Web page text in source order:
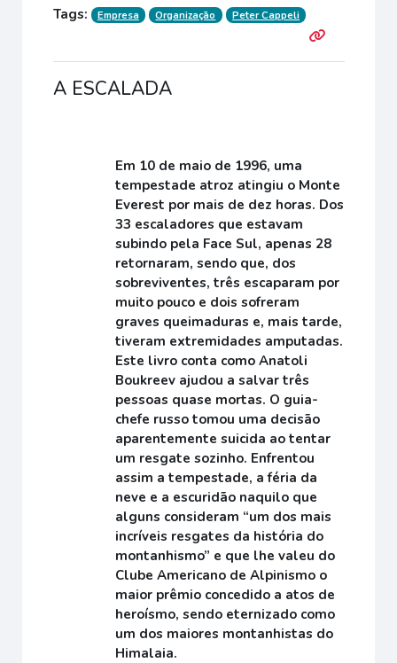
Tags: Empresa Organização Peter Cappeli
A ESCALADA
Em 10 de maio de 1996, uma
tempestade atroz atingiu o Monte
Everest por mais de dez horas. Dos
33 escaladores que estavam
subindo pela Face Sul, apenas 28
retornaram, sendo que, dos
sobreviventes, três escaparam por
muito pouco e dois sofreram
graves queimaduras e, mais tarde,
tiveram extremidades amputadas.
Este livro conta como Anatoli
Boukreev ajudou a salvar três
pessoas quase mortas. O guia-
chefe russo tomou uma decisão
aparentemente suicida ao tentar
um resgate sozinho. Enfrentou
assim a tempestade, a féria da
neve e a escuridão naquilo que
alguns consideram “um dos mais
incríveis resgates da história do
montanhismo” e que lhe valeu do
Clube Americano de Alpinismo o
maior prêmio concedido a atos de
heroísmo, sendo eternizado como
um dos maiores montanhistas do
Himalaia.